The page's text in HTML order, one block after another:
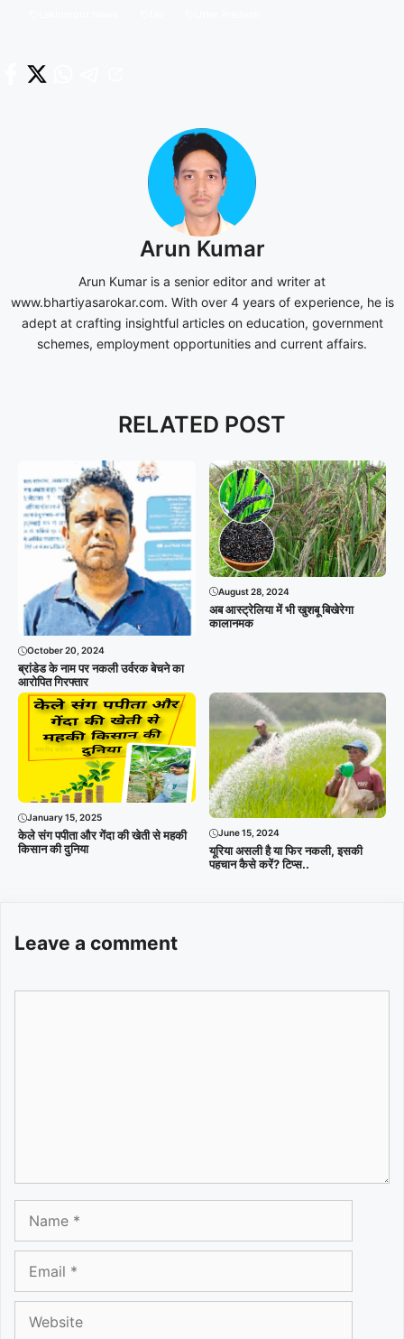
Arun Kumar
Arun Kumar is a senior editor and writer at
www.bhartiyasarokar.com. With over 4 years of experience, he is
adept at crafting insightful articles on education, government
schemes, employment opportunities and current affairs.
RELATED POST
October 20, 2024
ब्रांडेड के नाम पर नकली उर्वरक बेचने का
आरोपित गिरफ्तार
August 28, 2024
अब आस्ट्रेलिया में भी खुशबू बिखेरेगा
कालानमक
January 15, 2025
केले संग पपीता और गेंदा की खेती से महकी
किसान की दुनिया
June 15, 2024
यूरिया असली है या फिर नकली, इसकी
पहचान कैसे करें? टिप्स..
Leave a comment
Name
Email
Website